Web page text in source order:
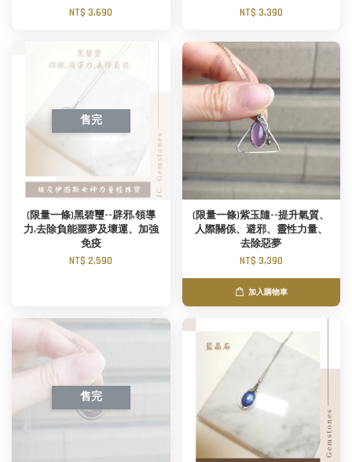
NT$ 3,690
NT$ 3,390
售完
(限量一條)黑碧璽--辟邪,領導
力,去除負能噩夢及壞運、加強
免疫
NT$ 2,590
(限量一條)紫玉隨--提升氣質、
人際關係、避邪、靈性力量、
去除惡夢
NT$ 3,390
加入購物車
售完